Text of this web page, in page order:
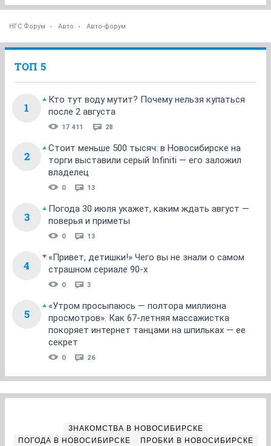
НГС.Форум Авто Авто-форум
ТОП 5
1
Кто тут воду мутит? Почему нельзя купаться
после 2 августа
17 411 28
2
Стоит меньше 500 тысяч: в Новосибирске на
торги выставили серый Infiniti — его заложил
владелец
0 13
3
Погода 30 июля укажет, каким ждать август —
поверья и приметы
0 13
4
«Привет, детишки!» Чего вы не знали о самом
страшном сериале 90-х
0 3
5
«Утром просыпаюсь — полтора миллиона
просмотров». Как 67-летняя массажистка
покоряет интернет танцами на шпильках — ее
секрет
0 26
ЗНАКОМСТВА В НОВОСИБИРСКЕ
ПОГОДА В НОВОСИБИРСКЕ
ПРОБКИ В НОВОСИБИРСКЕ